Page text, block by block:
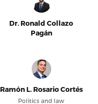
Dr. Ronald Collazo
Pagán
Ramón L. Rosario Cortés
Politics and law